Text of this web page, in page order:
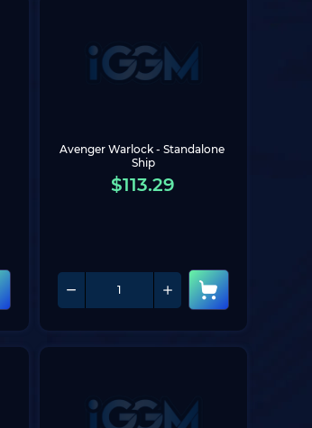
Avenger Warlock - Standalone
Ship
$113.29